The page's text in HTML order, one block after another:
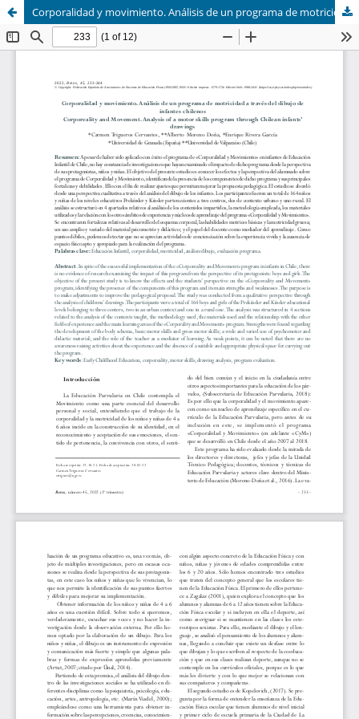
Corporalidad y movimiento. Análisis de un programa de motricidad a través del dibujo de infantes chilenos (Corporeality and Movement. Analysis of a motor skills program through Chilean infants' drawings)